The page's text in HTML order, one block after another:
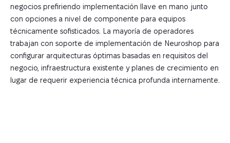
negocios prefiriendo implementación llave en mano junto
con opciones a nivel de componente para equipos
técnicamente sofisticados. La mayoría de operadores
trabajan con soporte de implementación de Neuroshop para
configurar arquitecturas óptimas basadas en requisitos del
negocio, infraestructura existente y planes de crecimiento en
lugar de requerir experiencia técnica profunda internamente.